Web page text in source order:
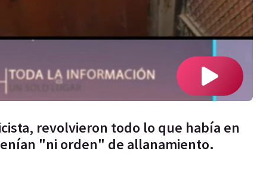
revolvieron todo lo que había en
"ni orden" de allanamiento.